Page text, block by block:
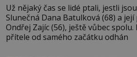
Už nějaký čas se lidé ptali, jestli
Slunečná Dana Batulková (68) a
Ondřej Zajíc (56), ještě vůbec spolu. Herečka od sebe
přítele od samého začátku odhán